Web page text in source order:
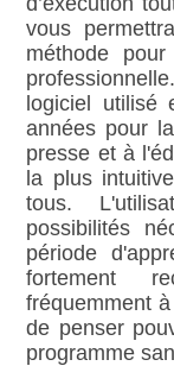
vous
méthode
logiciel utilisé
années pour
presse et à
la plus
tous.
possibilités
période
fortement
fréquemment
de penser
programme